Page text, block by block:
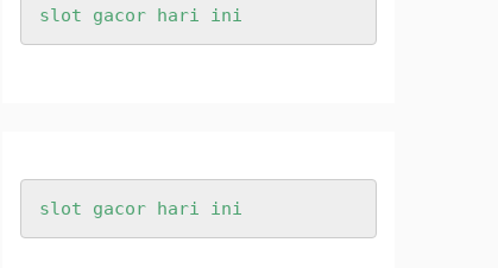
slot gacor hari ini
slot gacor hari ini